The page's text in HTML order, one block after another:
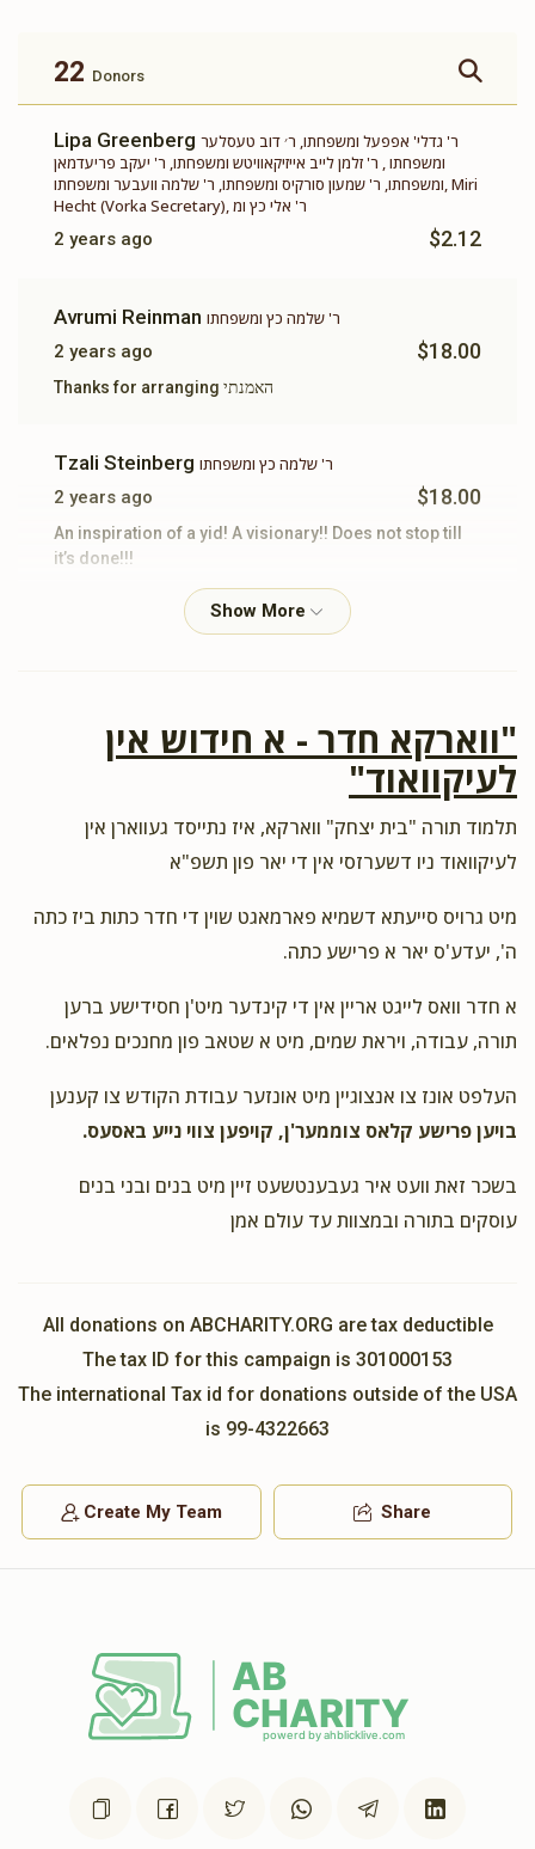
תומך תורה
22 Donors
Lipa Greenberg ר' גדלי' אפפעל ומשפחתו, ר׳ דוב טעסלער
ומשפחתו , ר' זלמן לייב אייזיקאוויטש ומשפחתו, ר' יעקב פריעדמאן
ומשפחתו, ר' שמעון סורקיס ומשפחתו, ר' שלמה וועבער ומשפחתו, Miri
Hecht (Vorka Secretary), ר' אלי כץ ומ
2 years ago
$2.12
Avrumi Reinman ר' שלמה כץ ומשפחתו
2 years ago
$18.00
Thanks for arranging האמנתי
Tzali Steinberg ר' שלמה כץ ומשפחתו
2 years ago
$18.00
An inspiration of a yid! A visionary!! Does not stop till
it’s done!!!
ר' שלמה כץ ומשפחתו, ר' חיים נתן טעסלער ומשפחתו
Dovid Shainר' שלמה כץ ומשפחתו
$21.00
Joshua Jeremiasר' שלמה כץ ומשפחתו
Hatzlacha
Shmiel Katzר' שלמה כץ ומשפחתו
2 years ago
$18.00
$10.00
"ווארקא חדר - א חידוש אין
לעיקוואוד"
תלמוד תורה "בית יצחק" ווארקא, איז נתייסד געווארן אין
לעיקוואוד ניו דשערזסי אין די יאר פון תשפ"א
מיט גרויס סייעתא דשמיא פארמאגט שוין די חדר כתות ביז כתה
ה', יעדע'ס יאר א פרישע כתה.
א חדר וואס לייגט אריין אין די קינדער מיט'ן חסידישע ברען
תורה, עבודה, ויראת שמים, מיט א שטאב פון מחנכים נפלאים.
העלפט אונז צו אנצוגיין מיט אונזער עבודת הקודש צו קענען
בויען פרישע קלאס צוממער'ן, קויפען צווי נייע באסעס.
בשכר זאת וועט איר געבענטשעט זיין מיט בנים ובני בנים
עוסקים בתורה ובמצוות עד עולם אמן
All donations on ABCHARITY.ORG are tax deductible
The tax ID for this campaign is 301000153
The international Tax id for donations outside of the USA
is 99-4322663
Create My Team Share